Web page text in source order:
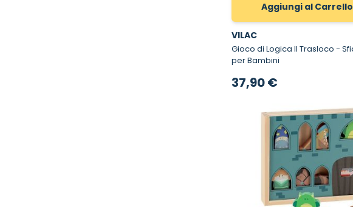
Aggiungi al Carrello
VILAC
Gioco di Logica Il Trasloco - Sfide di Logica
per Bambini
37,90 €